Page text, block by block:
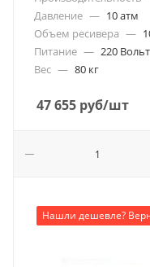
Давление — 10 атм
Объем ресивера —
Питание — 220 Вольт
Вес — 80 кг
47 655 руб/шт
Нашли дешевле?